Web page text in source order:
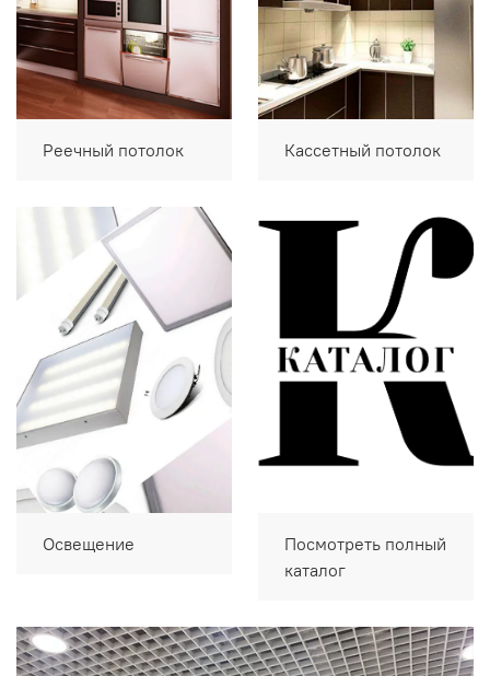
Реечный потолок Кассетный потолок
Освещение
Посмотреть полный
каталог